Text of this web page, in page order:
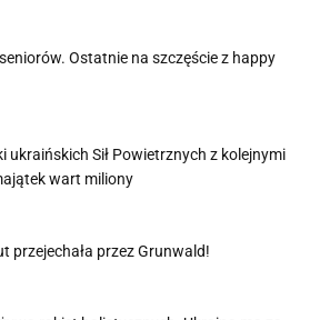
Ostatnie na szczęście z happy
ukraińskich Sił Powietrznych z kolejnymi
wart miliony
przejechała przez Grunwald!